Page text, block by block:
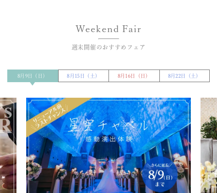
Weekend Fair
週末開催のおすすめフェア
8月9日（日） 8月15日（土） 8月16日（日） 8月22日（土）